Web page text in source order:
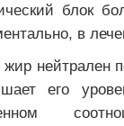
блок
в
жир нейтрален
его